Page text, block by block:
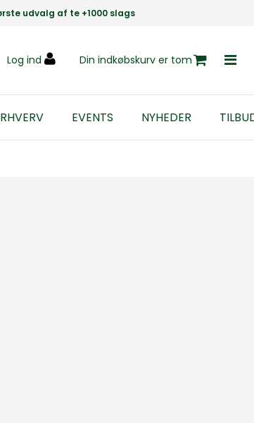
udvalg af te +1000 slags
Log ind Din indkøbskurv er tom
EVENTS NYHEDER